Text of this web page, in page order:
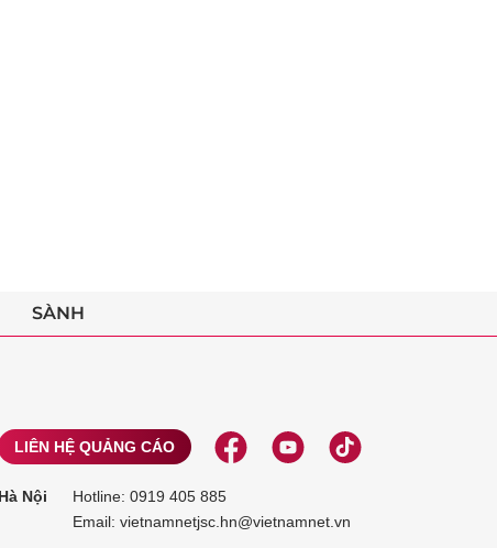
SÀNH
LIÊN HỆ QUẢNG CÁO
Hà Nội Hotline: 0919 405 885
Email: vietnamnetjsc.hn@vietnamnet.vn